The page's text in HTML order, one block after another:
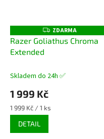
Z
D
A
ZDARMA
Razer Goliathus Chroma
Extended
Skladem do 24h ✅
1 999 Kč
Měrná
cena:
1 999 Kč / 1 ks
DETAIL